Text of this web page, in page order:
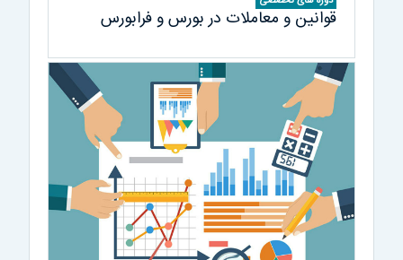
قوانین و معاملات در بورس و فرابورس